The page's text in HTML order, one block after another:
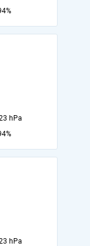
hPa
hPa